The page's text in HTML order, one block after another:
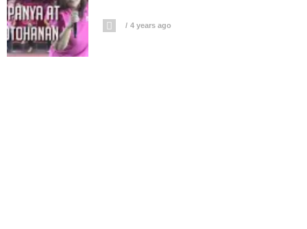
4 years ago